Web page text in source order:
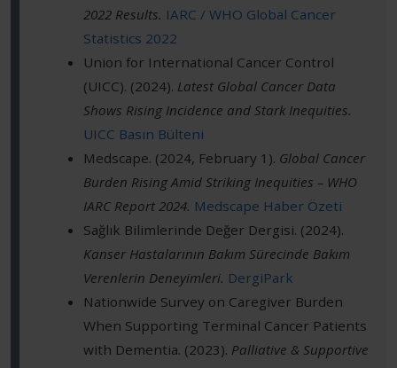
2022 Results. IARC / WHO Global Cancer
Statistics 2022
Union for International Cancer Control
(UICC). (2024). Latest Global Cancer Data
Shows Rising Incidence and Stark Inequities.
UICC Basın Bülteni
Medscape. (2024, February 1). Global Cancer
Burden Rising Amid Striking Inequities – WHO
IARC Report 2024. Medscape Haber Özeti
Sağlık Bilimlerinde Değer Dergisi. (2024).
Kanser Hastalarının Bakım Sürecinde Bakım
Verenlerin Deneyimleri. DergiPark
Nationwide Survey on Caregiver Burden
When Supporting Terminal Cancer Patients
with Dementia. (2023). Palliative & Supportive